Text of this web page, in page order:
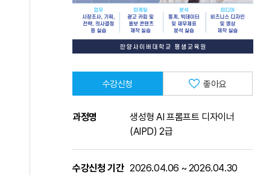
수강신청 좋아요
과정명
생성형 AI 프롬프트 디자이너
(AIPD) 2급
수강신청 기간 2026.04.06 ~ 2026.04.30